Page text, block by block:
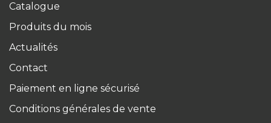
Catalogue
Produits du mois
Actualités
Contact
Paiement en ligne sécurisé
Conditions générales de vente